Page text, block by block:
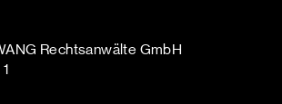
Rechtsanwälte GmbH